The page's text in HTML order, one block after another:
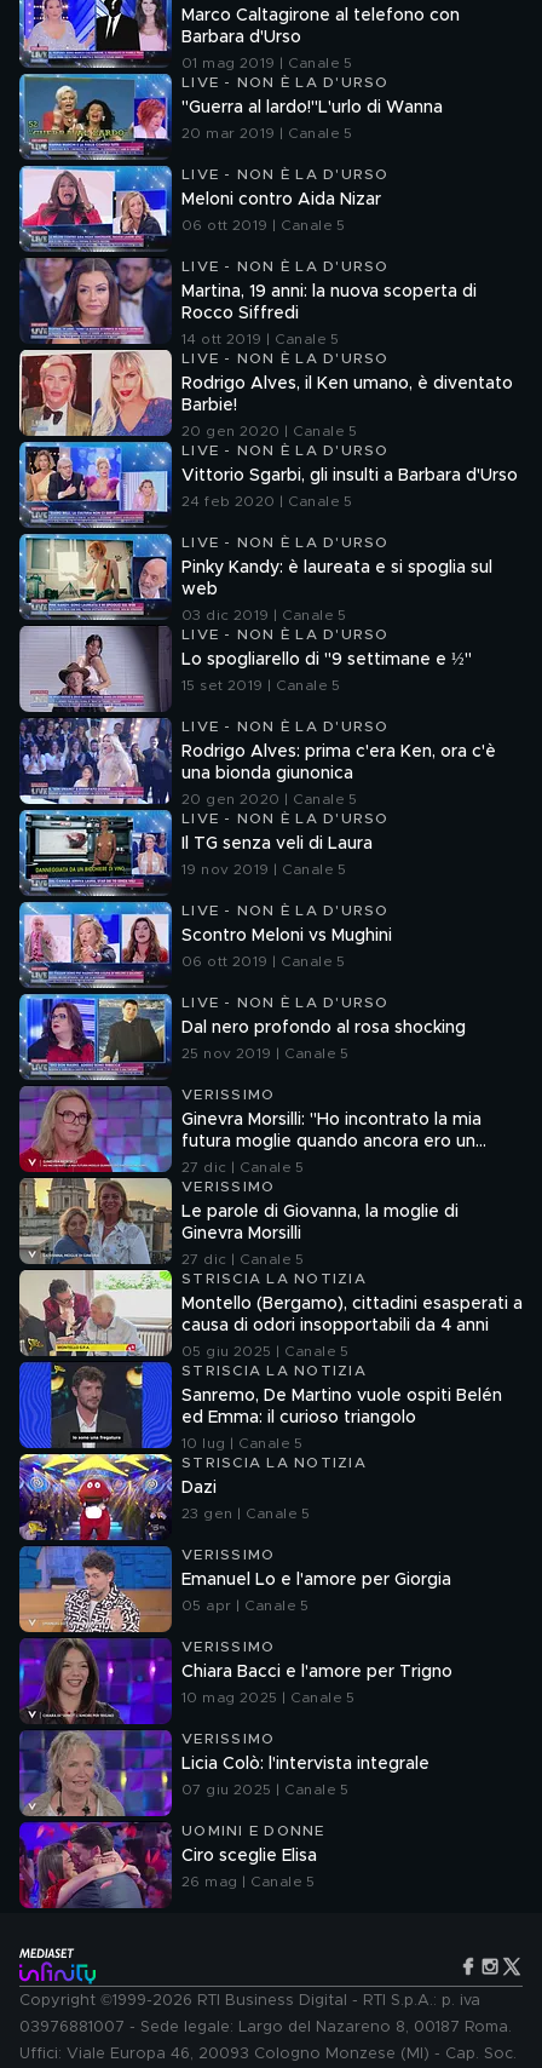
Marco Caltagirone al telefono con
Barbara d'Urso
01 mag 2019 | Canale 5
LIVE - NON È LA D'URSO
"Guerra al lardo!"L'urlo di Wanna
20 mar 2019 | Canale 5
LIVE - NON È LA D'URSO
Meloni contro Aida Nizar
06 ott 2019 | Canale 5
LIVE - NON È LA D'URSO
Martina, 19 anni: la nuova scoperta di
Rocco Siffredi
14 ott 2019 | Canale 5
LIVE - NON È LA D'URSO
Rodrigo Alves, il Ken umano, è diventato
Barbie!
20 gen 2020 | Canale 5
LIVE - NON È LA D'URSO
Vittorio Sgarbi, gli insulti a Barbara d'Urso
24 feb 2020 | Canale 5
LIVE - NON È LA D'URSO
Pinky Kandy: è laureata e si spoglia sul
web
03 dic 2019 | Canale 5
LIVE - NON È LA D'URSO
Lo spogliarello di "9 settimane e ½"
15 set 2019 | Canale 5
LIVE - NON È LA D'URSO
Rodrigo Alves: prima c'era Ken, ora c'è
una bionda giunonica
20 gen 2020 | Canale 5
LIVE - NON È LA D'URSO
Il TG senza veli di Laura
19 nov 2019 | Canale 5
LIVE - NON È LA D'URSO
Scontro Meloni vs Mughini
06 ott 2019 | Canale 5
LIVE - NON È LA D'URSO
Dal nero profondo al rosa shocking
25 nov 2019 | Canale 5
VERISSIMO
Ginevra Morsilli: "Ho incontrato la mia
futura moglie quando ancora ero un
uomo"
27 dic | Canale 5
VERISSIMO
Le parole di Giovanna, la moglie di
Ginevra Morsilli
27 dic | Canale 5
STRISCIA LA NOTIZIA
Montello (Bergamo), cittadini esasperati a
causa di odori insopportabili da 4 anni
05 giu 2025 | Canale 5
STRISCIA LA NOTIZIA
Sanremo, De Martino vuole ospiti Belén
ed Emma: il curioso triangolo
10 lug | Canale 5
STRISCIA LA NOTIZIA
Dazi
23 gen | Canale 5
VERISSIMO
Emanuel Lo e l'amore per Giorgia
05 apr | Canale 5
VERISSIMO
Chiara Bacci e l'amore per Trigno
10 mag 2025 | Canale 5
VERISSIMO
Licia Colò: l'intervista integrale
07 giu 2025 | Canale 5
UOMINI E DONNE
Ciro sceglie Elisa
26 mag | Canale 5
Copyright ©1999-2026 RTI Business Digital - RTI S.p.A.: p. iva
03976881007 - Sede legale: Largo del Nazareno 8, 00187 Roma.
Uffici: Viale Europa 46, 20093 Cologno Monzese (MI) - Cap. Soc.